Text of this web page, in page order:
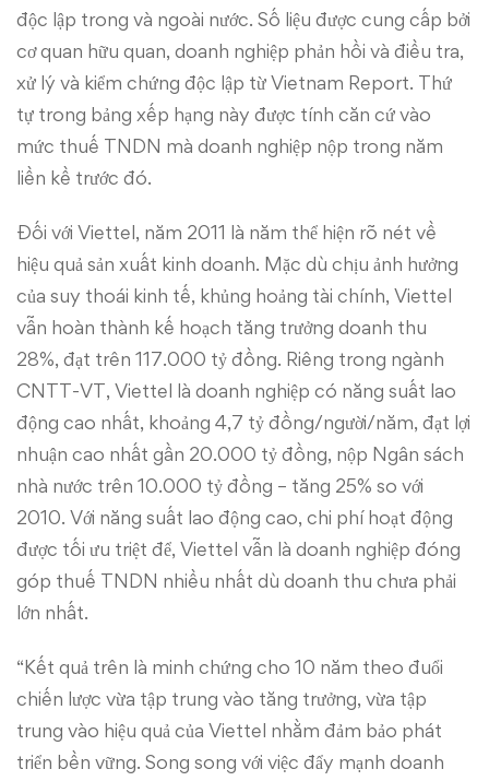
độc lập trong và ngoài nước. Số liệu được cung cấp bởi
cơ quan hữu quan, doanh nghiệp phản hồi và điều tra,
xử lý và kiểm chứng độc lập từ Vietnam Report. Thứ
tự trong bảng xếp hạng này được tính căn cứ vào
mức thuế TNDN mà doanh nghiệp nộp trong năm
liền kề trước đó.
Đối với Viettel, năm 2011 là năm thể hiện rõ nét về
hiệu quả sản xuất kinh doanh. Mặc dù chịu ảnh hưởng
của suy thoái kinh tế, khủng hoảng tài chính, Viettel
vẫn hoàn thành kế hoạch tăng trưởng doanh thu
28%, đạt trên 117.000 tỷ đồng. Riêng trong ngành
CNTT-VT, Viettel là doanh nghiệp có năng suất lao
động cao nhất, khoảng 4,7 tỷ đồng/người/năm, đạt lợi
nhuận cao nhất gần 20.000 tỷ đồng, nộp Ngân sách
nhà nước trên 10.000 tỷ đồng – tăng 25% so với
2010. Với năng suất lao động cao, chi phí hoạt động
được tối ưu triệt để, Viettel vẫn là doanh nghiệp đóng
góp thuế TNDN nhiều nhất dù doanh thu chưa phải
lớn nhất.
“Kết quả trên là minh chứng cho 10 năm theo đuổi
chiến lược vừa tập trung vào tăng trưởng, vừa tập
trung vào hiệu quả của Viettel nhằm đảm bảo phát
triển bền vững. Song song với việc đẩy mạnh doanh